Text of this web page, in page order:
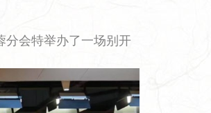
分会特举办了一场别开